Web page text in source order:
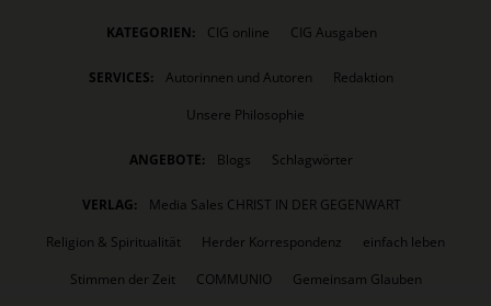
KATEGORIEN: CIG online CIG Ausgaben
SERVICES: Autorinnen und Autoren
Redaktion
Unsere Philosophie
ANGEBOTE: Blogs Schlagwörter
VERLAG:
Media Sales CHRIST IN DER GEGENWART
Religion & Spiritualität
Herder Korrespondenz
einfach leben
Stimmen der Zeit
COMMUNIO
Gemeinsam Glauben